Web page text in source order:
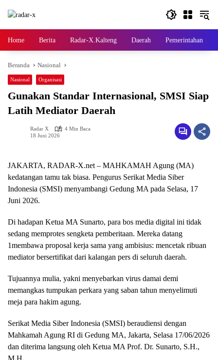
Home Berita Radar-X.Kalteng Daerah Pemerintahan
Beranda Nasional
Nasional Organisasi
Gunakan Standar Internasional, SMSI Siap
Latih Mediator Daerah
Radar X
4 Min Baca
18 Juni 2026
JAKARTA, RADAR-X.net – MAHKAMAH Agung (MA)
kedatangan tamu tak biasa. Pengurus Serikat Media Siber
Indonesia (SMSI) menyambangi Gedung MA pada Selasa, 17
Juni 2026.
Di hadapan Ketua MA Sunarto, para bos media digital ini tidak
sedang memprotes sengketa pemberitaan. Mereka datang
1membawa proposal kerja sama yang ambisius: mencetak ribuan
mediator bersertifikat dari kalangan pers di seluruh daerah.
Tujuannya mulia, yakni menyebarkan virus damai demi
memangkas tumpukan perkara yang saban tahun menyelimuti
meja para hakim agung.
Serikat Media Siber Indonesia (SMSI) beraudiensi dengan
Mahkamah Agung RI di Gedung MA, Jakarta, Selasa 17/06/2026
dan diterima langsung oleh Ketua MA Prof. Dr. Sunarto, S.H.,
M.H.